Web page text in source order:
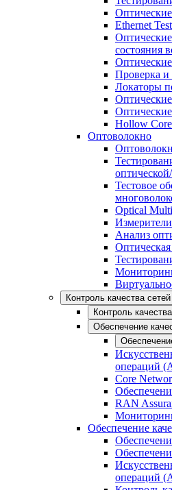
Ethernet Test
состояния
Проверка и
Локаторы
Hollow
Оптоволокно
Тестовое
Optical
Анализ
Контроль качества
Контроль
Обеспечение
операций
Core
RAN
Обеспечение
операций